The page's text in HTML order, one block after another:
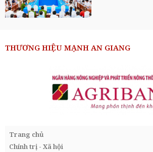
THƯƠNG HIỆU MẠNH AN GIANG
Trang chủ
Chính trị - Xã hội